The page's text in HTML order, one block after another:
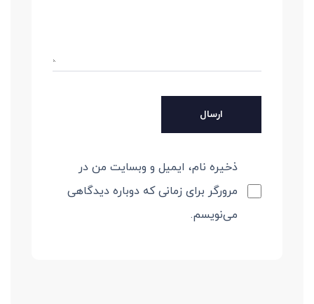
ذخیره نام، ایمیل و وبسایت من در
مرورگر برای زمانی که دوباره دیدگاهی
می‌نویسم.